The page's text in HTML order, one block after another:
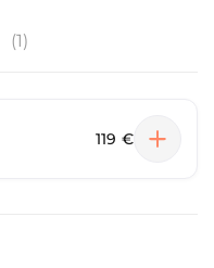
(1)
119 €